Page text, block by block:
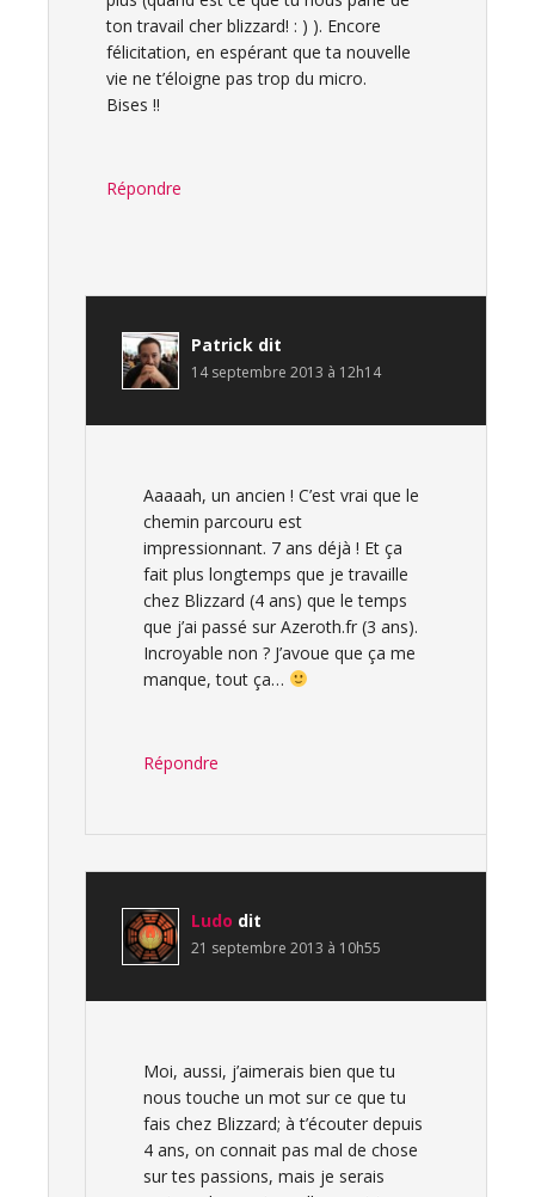
ton travail cher blizzard! : ) ). Encore
félicitation, en espérant que ta nouvelle
vie ne t’éloigne pas trop du micro.
Bises !!
Répondre
Patrick dit
14 septembre 2013 à 12h14
Aaaaah, un ancien ! C’est vrai que le
chemin parcouru est
impressionnant. 7 ans déjà ! Et ça
fait plus longtemps que je travaille
chez Blizzard (4 ans) que le temps
que j’ai passé sur Azeroth.fr (3 ans).
Incroyable non ? J’avoue que ça me
manque, tout ça…
Répondre
Ludo dit
21 septembre 2013 à 10h55
Moi, aussi, j’aimerais bien que tu
nous touche un mot sur ce que tu
fais chez Blizzard; à t’écouter depuis
4 ans, on connait pas mal de chose
sur tes passions, mais je serais